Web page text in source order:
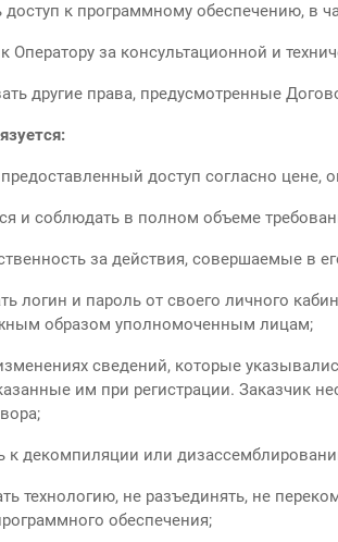
доступ к программному обеспечению, в
Оператору за консультационной и
другие права, предусмотренные
доступ согласно цене,
и соблюдать в полном объеме
за действия, совершаемые в
логин и пароль от своего личного
образом уполномоченным лицам;
сведений, которые
им при регистрации. Заказчик
к декомпиляции или
технологию, не разъединять, не
обеспечения;